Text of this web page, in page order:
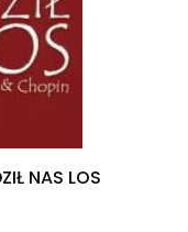
NAS LOS